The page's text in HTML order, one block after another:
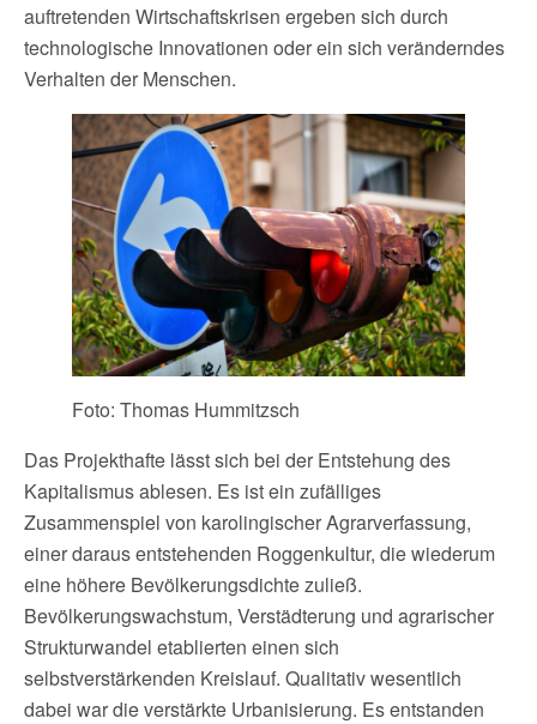
auftretenden Wirtschaftskrisen ergeben sich durch
technologische Innovationen oder ein sich veränderndes
Verhalten der Menschen.
Foto: Thomas Hummitzsch
Das Projekthafte lässt sich bei der Entstehung des
Kapitalismus ablesen. Es ist ein zufälliges
Zusammenspiel von karolingischer Agrarverfassung,
einer daraus entstehenden Roggenkultur, die wiederum
eine höhere Bevölkerungsdichte zuließ.
Bevölkerungswachstum, Verstädterung und agrarischer
Strukturwandel etablierten einen sich
selbstverstärkenden Kreislauf. Qualitativ wesentlich
dabei war die verstärkte Urbanisierung. Es entstanden